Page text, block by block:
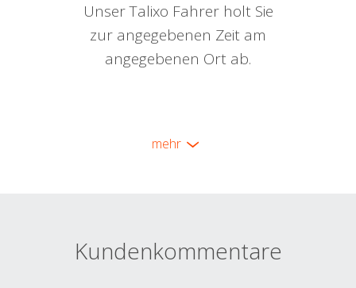
Unser Talixo Fahrer holt Sie
zur angegebenen Zeit am
angegebenen Ort ab.
mehr
Kundenkommentare